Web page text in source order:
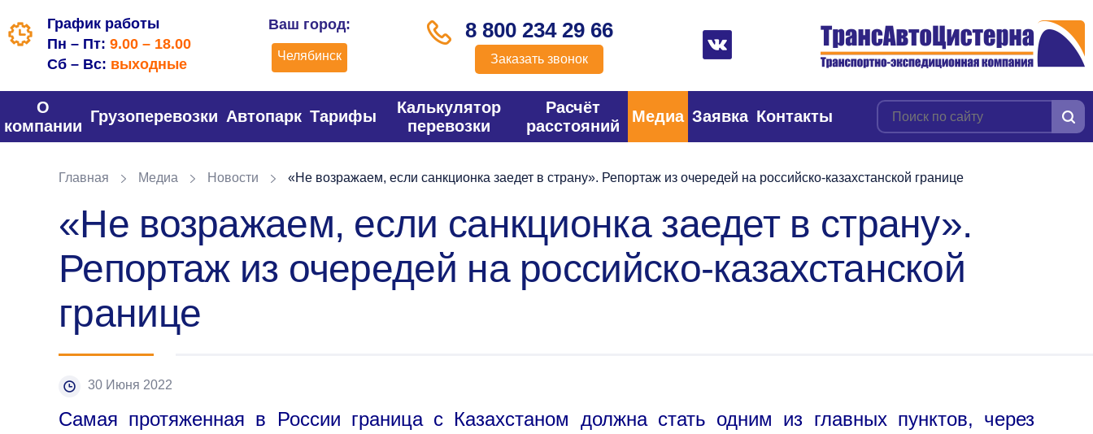
График работы
Пн – Пт: 9.00 – 18.00
Сб – Вс: выходные
Ваш город:
Челябинск
8 800 234 29 66
Заказать звонок
О
компании
Грузоперевозки Автопарк Тарифы
Калькулятор
перевозки
Расчёт
расстояний
Медиа Заявка Контакты
Главная Медиа Новости «Не возражаем, если санкционка заедет в страну». Репортаж из очередей на российско-казахстанской границе
«Не возражаем, если санкционка заедет в страну».
Репортаж из очередей на российско-казахстанской
границе
30 Июня 2022
Самая протяженная в России граница с Казахстаном должна стать одним из главных пунктов, через